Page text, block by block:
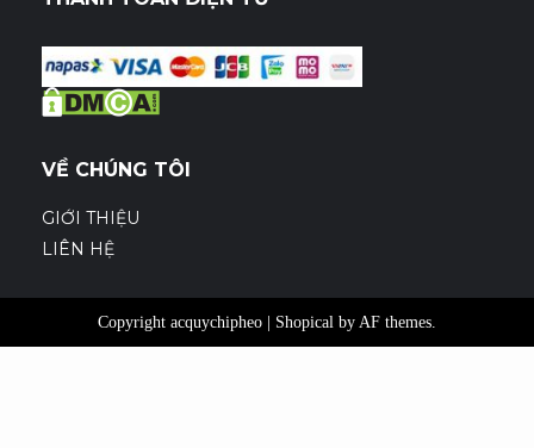
VỀ CHÚNG TÔI
GIỚI THIỆU
LIÊN HỆ
Copyright acquychipheo | Shopical by AF themes.